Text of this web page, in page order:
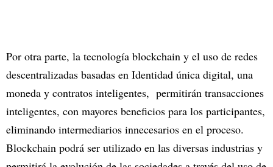
Por otra parte, la tecnología blockchain y el uso de redes
descentralizadas basadas en Identidad única digital, una
moneda y contratos inteligentes, permitirán transacciones
inteligentes, con mayores beneficios para los participantes,
eliminando intermediarios innecesarios en el proceso.
Blockchain podrá ser utilizado en las diversas industrias y